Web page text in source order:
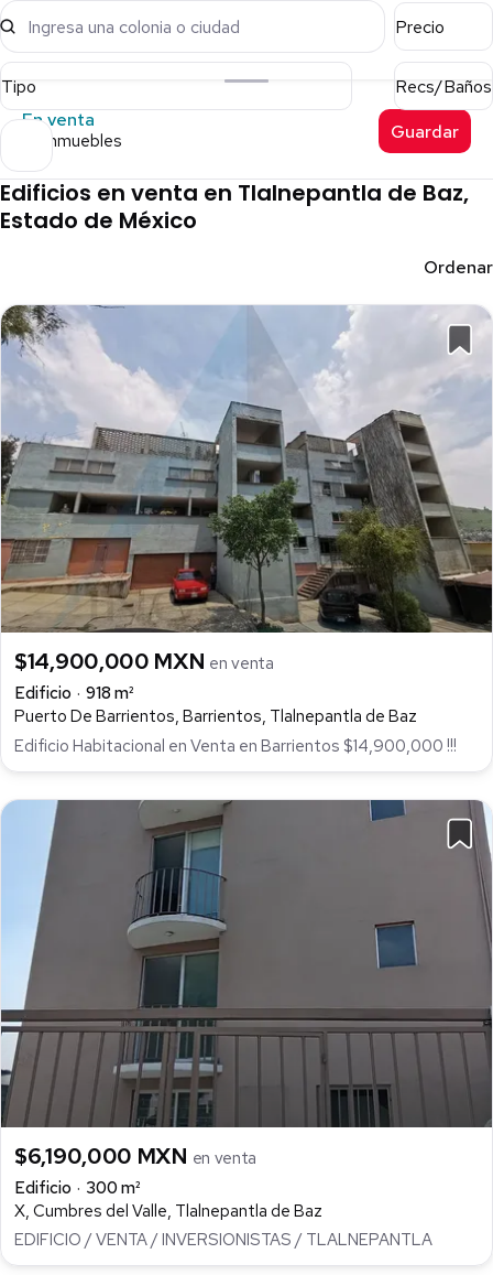
Ingresa una colonia o ciudad Precio
Tipo
Recs/Baños
En venta
85 inmuebles Guardar
Edificios en venta en Tlalnepantla de Baz,
Estado de México
Ordenar
$14,900,000 MXN en venta
Edificio
918 m²
Puerto De Barrientos, Barrientos, Tlalnepantla de Baz
Edificio Habitacional en Venta en Barrientos $14,900,000 !!!
$6,190,000 MXN en venta
Edificio
300 m²
X, Cumbres del Valle, Tlalnepantla de Baz
EDIFICIO / VENTA / INVERSIONISTAS / TLALNEPANTLA